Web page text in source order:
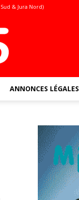
& Jura Nord)
ANNONCES LÉGALES